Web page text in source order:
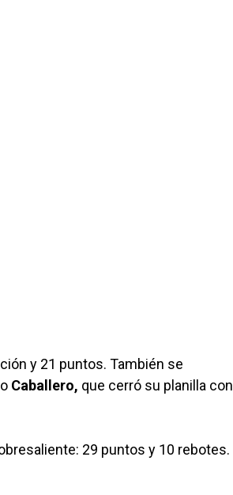
y 21 puntos. También se
Caballero, que cerró su planilla con
29 puntos y 10 rebotes.